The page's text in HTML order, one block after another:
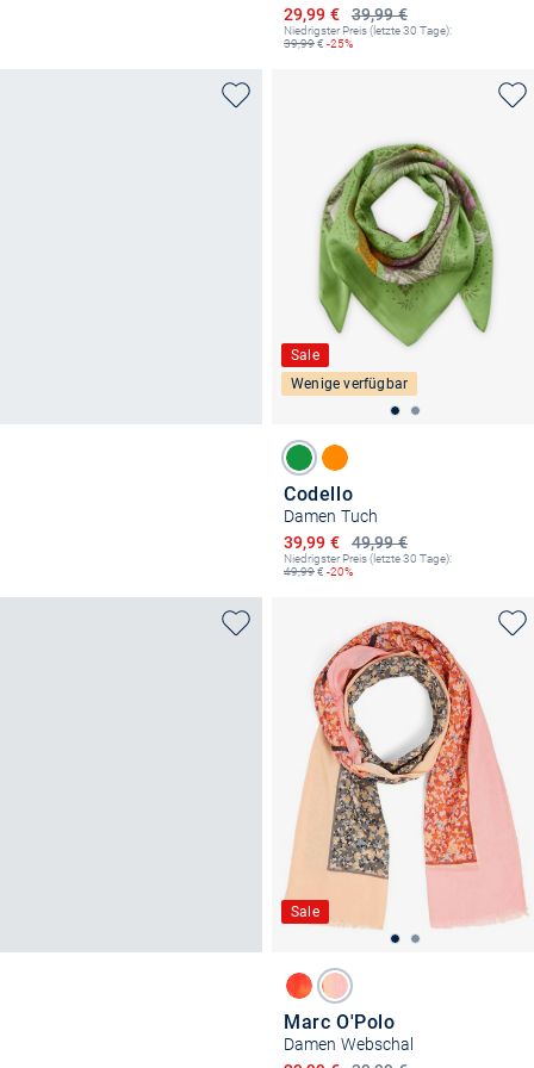
39,99 €
Ermäßigter Preis
29,99 €
Niedrigster Preis (letzte 30 Tage):
39,99€ -25%
Sale
Wenige verfügbar
Codello
Damen Tuch
49,99 €
Ermäßigter Preis
39,99 €
Niedrigster Preis (letzte 30 Tage):
49,99€ -20%
Sale
Marc O'Polo
Damen Webschal